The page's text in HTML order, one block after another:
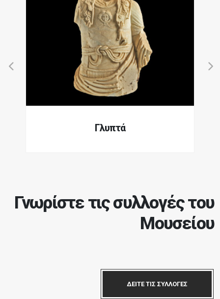
Γλυπτά
Γνωρίστε τις συλλογές του
Μουσείου
ΔΕΙΤΕ ΤΙΣ ΣΥΛΛΟΓΕΣ